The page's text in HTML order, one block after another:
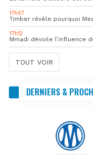
17h57
Timber révèle pourquoi
17h12
TOUT VOIR
DERNIERS &